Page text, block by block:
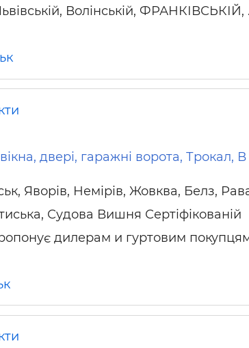
Волінській, ФРАНКІВСЬКІЙ,
двері, гаражні ворота, Трокал, В
Яворів, Немірів, Жовква, Белз,
Судова Вишня Сертіфікованій
дилерам и гуртовим